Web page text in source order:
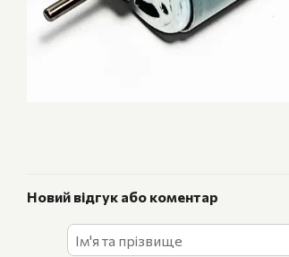
Новий відгук або коментар